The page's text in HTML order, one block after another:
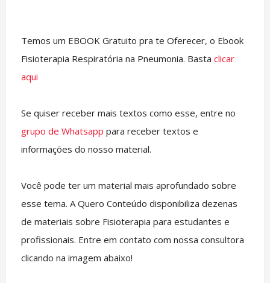
Temos um EBOOK Gratuito pra te Oferecer, o Ebook
Fisioterapia Respiratória na Pneumonia. Basta clicar
aqui
Se quiser receber mais textos como esse, entre no
grupo de Whatsapp para receber textos e
informações do nosso material.
Você pode ter um material mais aprofundado sobre
esse tema. A Quero Conteúdo disponibiliza dezenas
de materiais sobre Fisioterapia para estudantes e
profissionais. Entre em contato com nossa consultora
clicando na imagem abaixo!